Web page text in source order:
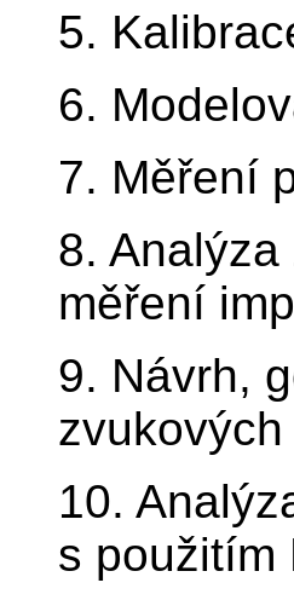
5.
6.
7. Měření
8.
měření
9. Návrh,
10.
s použitím